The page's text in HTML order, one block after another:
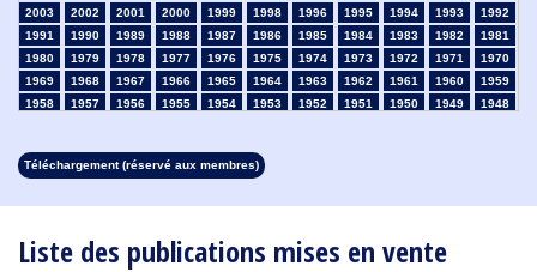
Liste des publications mises en vente
2003
2002 2001 2000 1999 1998 1996 1995 1994 1993
1992
1991
1990 1989 1988 1987 1986 1985 1984 1983 1982
1981
1980
1979 1978 1977 1976 1975 1974 1973 1972 1971
1970
1969
1968 1967 1966 1965 1964 1963 1962 1961 1960
1959
1958
1957 1956 1955 1954 1953 1952 1951 1950 1949
1948
1913
1912 1911 1910 1909 1908
Téléchargement (réservé aux membres)